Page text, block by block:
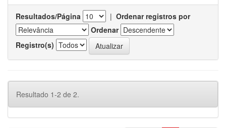
Resultados/Página | Ordenar registros por
Ordenar
Registro(s)
Resultado 1-2 de 2.